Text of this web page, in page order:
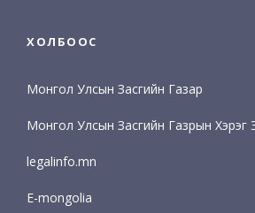
ХОЛБООС
Монгол Улсын Засгийн Газар
Монгол Улсын Засгийн Газрын Хэрэг
legalinfo.mn
E-mongolia